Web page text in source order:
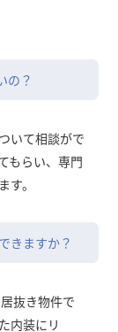
の？
いて相談がで
もらい、専門
。
きますか？
抜き物件で
内装にリ